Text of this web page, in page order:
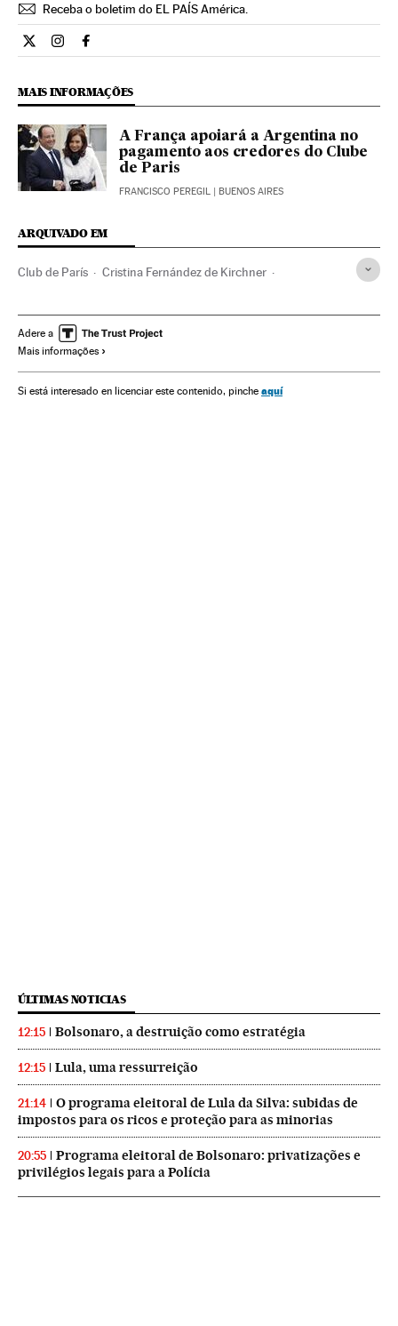
Receba o boletim do EL PAÍS América.
Economia El País Brasil en Twitter
Economia El País Brasil en Instagram
Economia El País Brasil en Facebook
MAIS INFORMAÇÕES
A França apoiará a Argentina no
pagamento aos credores do Clube
de Paris
FRANCISCO PEREGIL | BUENOS AIRES
ARQUIVADO EM
Club de París Cristina Fernández de Kirchner
Organismos econômicos
América Latina
Organizações internacionais Relações exteriores
Adere a
Mais informações
Si está interesado en licenciar este contenido, pinche aquí
ÚLTIMAS NOTICIAS
12:15 Bolsonaro, a destruição como estratégia
12:15 Lula, uma ressurreição
21:14
O programa eleitoral de Lula da Silva: subidas de
impostos para os ricos e proteção para as minorias
20:55
Programa eleitoral de Bolsonaro: privatizações e
privilégios legais para a Polícia